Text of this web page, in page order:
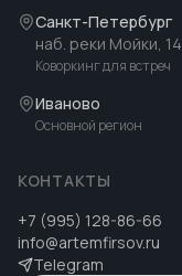
Санкт-Петербург
наб. реки Мойки, 14
Коворкинг для встреч
Иваново
Основной регион
КОНТАКТЫ
+7 (995) 128-86-66
info@artemfirsov.ru
Telegram